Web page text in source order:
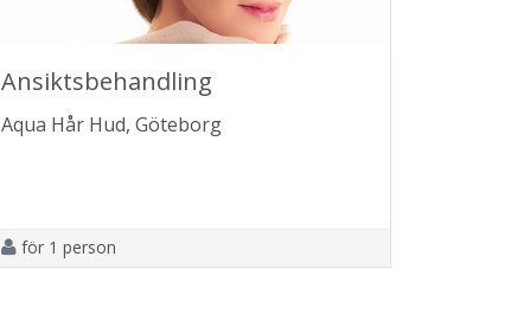
Ansiktsbehandling
Aqua Hår Hud, Göteborg
för 1 person